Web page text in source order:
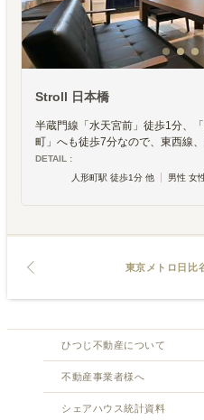
Stroll 日本橋
半蔵門線「水天宮前」徒歩1分、
町」へも徒歩7分なので、東西線、
DETAIL :
人形町駅 徒歩1分 他
男性 女
東京メトロ日比
ひつじ不動産について
不動産事業者様へ
シェアハウス統計資料